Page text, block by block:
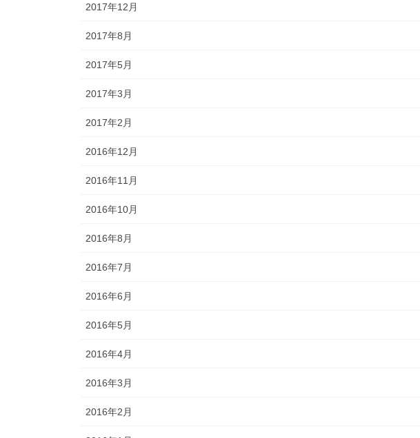
2017年12月
2017年8月
2017年5月
2017年3月
2017年2月
2016年12月
2016年11月
2016年10月
2016年8月
2016年7月
2016年6月
2016年5月
2016年4月
2016年3月
2016年2月